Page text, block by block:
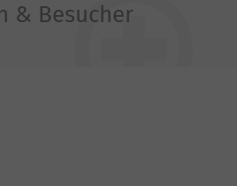
& Besucher